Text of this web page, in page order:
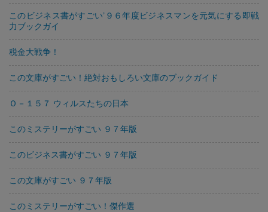
このビジネス書がすごい’９６年度ビジネスマンを元気にする即戦
力ブックガイ
税金大戦争！
この文庫がすごい！絶対おもしろい文庫のブックガイド
Ｏ－１５７ ウィルスたちの日本
このミステリーがすごい ９７年版
このビジネス書がすごい ９７年版
この文庫がすごい ９７年版
このミステリーがすごい！傑作選